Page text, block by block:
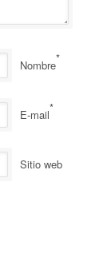
Nombre*
E-mail*
Sitio web